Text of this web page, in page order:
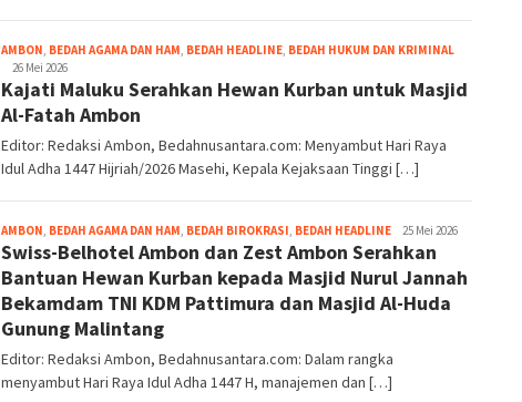
AMBON, BEDAH AGAMA DAN HAM, BEDAH HEADLINE, BEDAH HUKUM DAN KRIMINALGrace
26 Mei 2026
Kajati Maluku Serahkan Hewan Kurban untuk Masjid
Al-Fatah Ambon
Editor: Redaksi Ambon, Bedahnusantara.com: Menyambut Hari Raya
Idul Adha 1447 Hijriah/2026 Masehi, Kepala Kejaksaan Tinggi […]
AMBON, BEDAH AGAMA DAN HAM, BEDAH BIROKRASI, BEDAH HEADLINEGrace
Pello
25 Mei 2026
Swiss-Belhotel Ambon dan Zest Ambon Serahkan
Bantuan Hewan Kurban kepada Masjid Nurul Jannah
Bekamdam TNI KDM Pattimura dan Masjid Al-Huda
Gunung Malintang
Editor: Redaksi Ambon, Bedahnusantara.com: Dalam rangka
menyambut Hari Raya Idul Adha 1447 H, manajemen dan […]